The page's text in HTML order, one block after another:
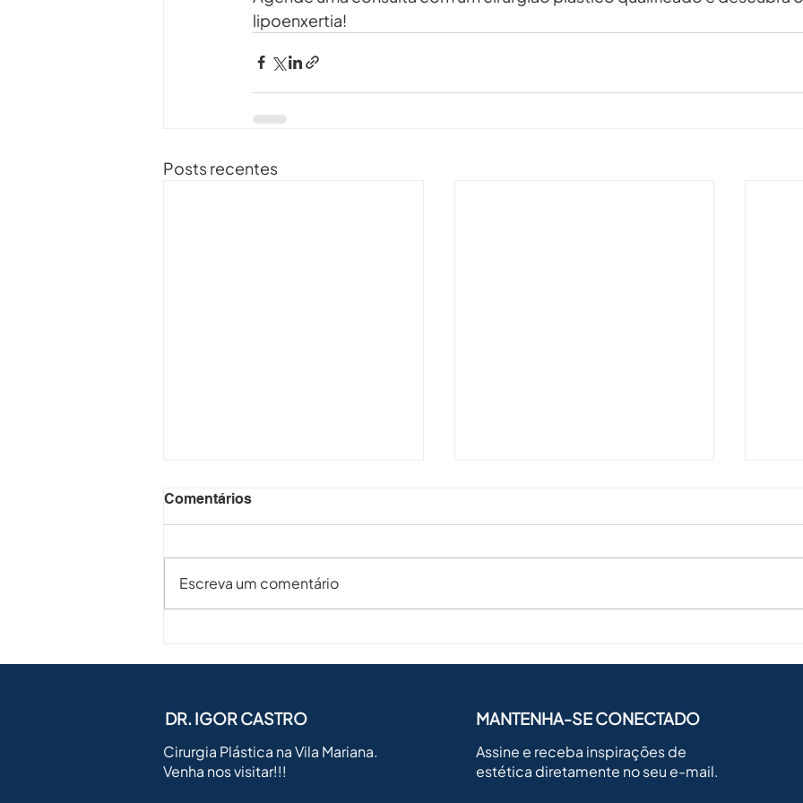
lipoenxertia!
Posts recentes
Comentários
Escreva um comentário
DR. IGOR CASTRO
Cirurgia Plástica na Vila Mariana.
Venha nos visitar!!!
MANTENHA-SE CONECTADO
Assine e receba inspirações de
estética diretamente no seu e-mail.